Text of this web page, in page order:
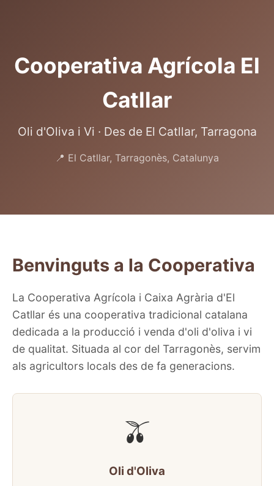
Cooperativa Agrícola El
Catllar
Oli d'Oliva i Vi · Des de El Catllar, Tarragona
📍 El Catllar, Tarragonès, Catalunya
Benvinguts a la Cooperativa
La Cooperativa Agrícola i Caixa Agrària d'El
Catllar és una cooperativa tradicional catalana
dedicada a la producció i venda d'oli d'oliva i vi
de qualitat. Situada al cor del Tarragonès, servim
als agricultors locals des de fa generacions.
🫒
Oli d'Oliva